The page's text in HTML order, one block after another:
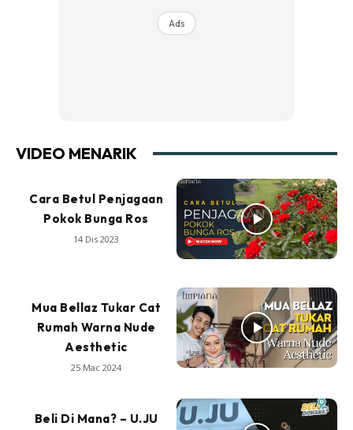
Ads
VIDEO MENARIK
Cara Betul Penjagaan
Pokok Bunga Ros
14 Dis 2023
Mua Bellaz Tukar Cat
Rumah Warna Nude
Aesthetic
25 Mac 2024
Beli Di Mana? – U.JU